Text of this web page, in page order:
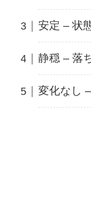
安定 – 状
静穏 – 落
変化なし